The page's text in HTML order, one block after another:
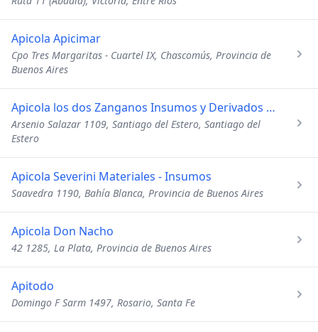
Apicola Apicimar
Cpo Tres Margaritas - Cuartel IX, Chascomús, Provincia de
Buenos Aires
Apicola los dos Zanganos Insumos y Derivados Apicolas
Arsenio Salazar 1109, Santiago del Estero, Santiago del
Estero
Apicola Severini Materiales - Insumos
Saavedra 1190, Bahía Blanca, Provincia de Buenos Aires
Apicola Don Nacho
42 1285, La Plata, Provincia de Buenos Aires
Apitodo
Domingo F Sarm 1497, Rosario, Santa Fe